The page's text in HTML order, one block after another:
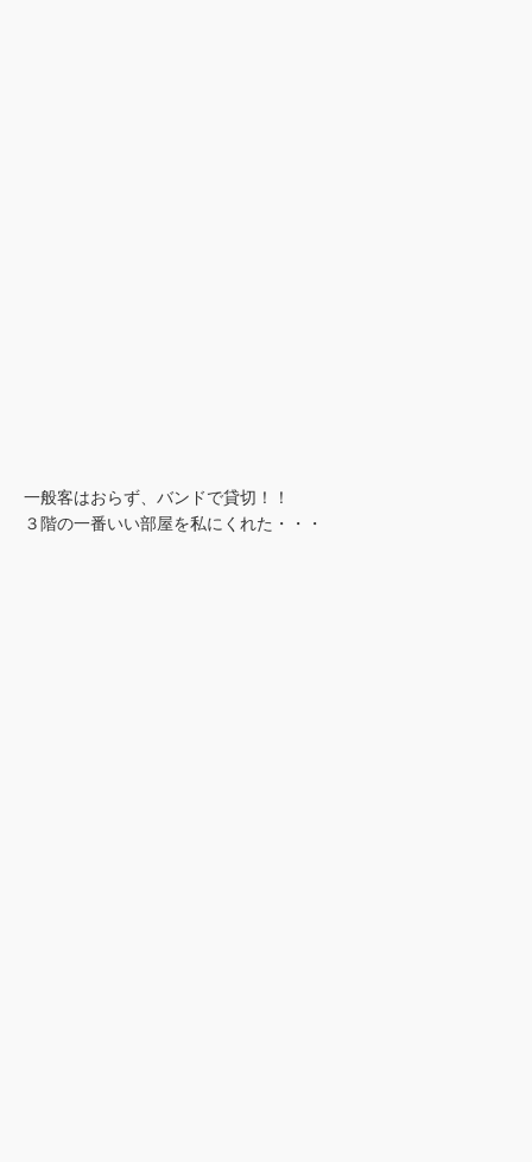
一般客はおらず、バンドで貸切！！
３階の一番いい部屋を私にくれた・・・